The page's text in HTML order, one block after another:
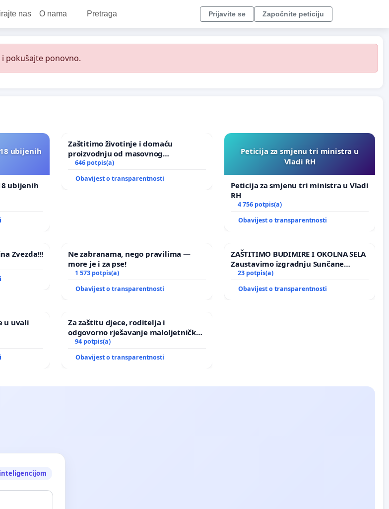
nas O nama Pretraga Prijavite se Započnite peticiju
pokušajte ponovno.
ubijenih
ubijenih
Zaštitimo životinje i domaću
proizvodnju od masovnog
uništavanja zbog afričke svinjske
kuge
646 potpis(a)
Obavijest o transparentnosti
Peticija za smjenu tri ministra u
Vladi RH
Peticija za smjenu tri ministra u Vladi
RH
4 756 potpis(a)
Obavijest o transparentnosti
Zvezda!!!
Ne zabranama, nego pravilima —
more je i za pse!
1 573 potpis(a)
Obavijest o transparentnosti
ZAŠTITIMO BUDIMIRE I OKOLNA SELA
Zaustavimo izgradnju Sunčane
elektrane Vedrine na području
Ugljana
23 potpis(a)
Obavijest o transparentnosti
u uvali
Za zaštitu djece, roditelja i
odgovorno rješavanje maloljetničkog
nasilja
94 potpis(a)
Obavijest o transparentnosti